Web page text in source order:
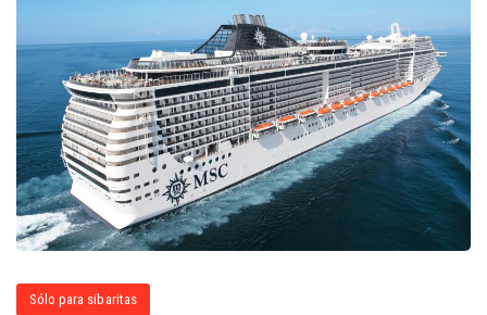
Sólo para sibaritas